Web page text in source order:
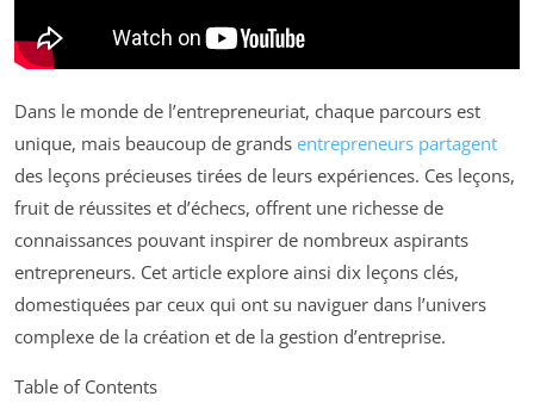
Dans le monde de l’entrepreneuriat, chaque parcours est
unique, mais beaucoup de grands entrepreneurs partagent
des leçons précieuses tirées de leurs expériences. Ces leçons,
fruit de réussites et d’échecs, offrent une richesse de
connaissances pouvant inspirer de nombreux aspirants
entrepreneurs. Cet article explore ainsi dix leçons clés,
domestiquées par ceux qui ont su naviguer dans l’univers
complexe de la création et de la gestion d’entreprise.
Table of Contents